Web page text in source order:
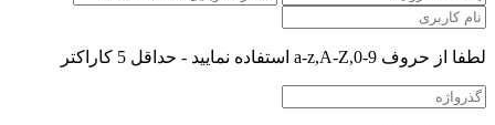
لطفا از حروف a-z,A-Z,0-9 استفاده نمایید - حداقل 5 کاراکتر